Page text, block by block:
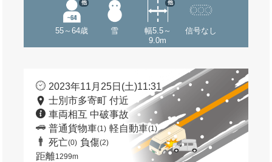
55～64歳
他
雪
幅5.5～
9.0m
他
信号なし
2023年11月25日(土)11:31
士別市多寄町 付近
車両相互 中破事故
普通貨物車(1) 軽自動車(1)
死亡(0) 負傷(2)
距離1299m